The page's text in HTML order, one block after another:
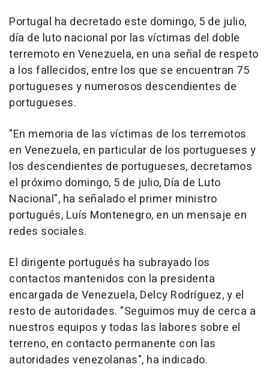
Portugal ha decretado este domingo, 5 de julio,
día de luto nacional por las víctimas del doble
terremoto en Venezuela, en una señal de respeto
a los fallecidos, entre los que se encuentran 75
portugueses y numerosos descendientes de
portugueses.
"En memoria de las víctimas de los terremotos
en Venezuela, en particular de los portugueses y
los descendientes de portugueses, decretamos
el próximo domingo, 5 de julio, Día de Luto
Nacional", ha señalado el primer ministro
portugués, Luís Montenegro, en un mensaje en
redes sociales.
El dirigente portugués ha subrayado los
contactos mantenidos con la presidenta
encargada de Venezuela, Delcy Rodríguez, y el
resto de autoridades. "Seguimos muy de cerca a
nuestros equipos y todas las labores sobre el
terreno, en contacto permanente con las
autoridades venezolanas", ha indicado.